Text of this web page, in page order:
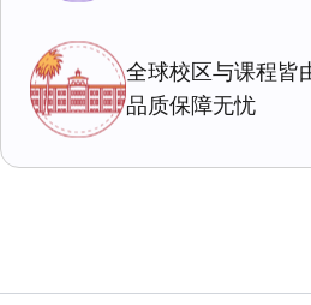
全球校区与课程皆
品质保障无忧